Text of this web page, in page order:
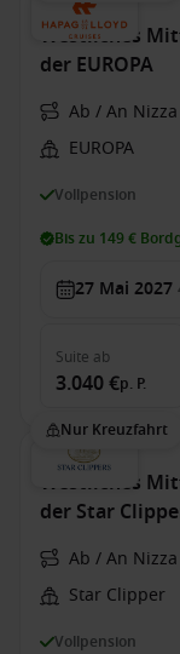
Westliches
der EUROPA
Ab / An Nizza
EUROPA
Vollpension
Bis zu 149 €
27 Mai 2027
Suite ab
3.040 €p. P.
Nur Kreuzfahrt
Westliches
der Star
Ab / An Nizza
Star Clipper
Vollpension